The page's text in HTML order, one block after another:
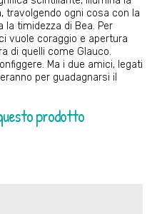
travolgendo ogni cosa con la
la timidezza di Bea. Per
vuole coraggio e apertura
di quelli come Glauco.
Ma i due amici, legati
per guadagnarsi il
prodotto